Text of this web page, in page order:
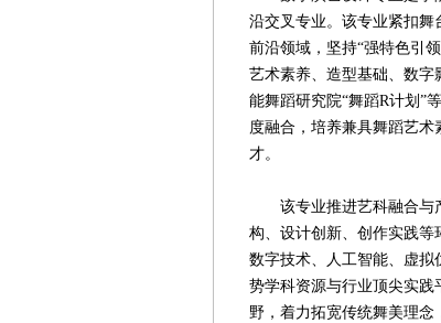
沿交叉专业。该专业紧扣舞
前沿领域，坚持“强特色引
艺术素养、造型基础、数
能舞蹈研究院“舞蹈R计划”
度融合，培养兼具舞蹈艺
才。
该专业推进艺科融合与产
构、设计创新、创作实践
数字技术、人工智能、虚
势学科资源与行业顶尖实
野，着力拓宽传统舞美理念